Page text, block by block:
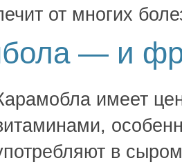
от многих
— и
имеет
в